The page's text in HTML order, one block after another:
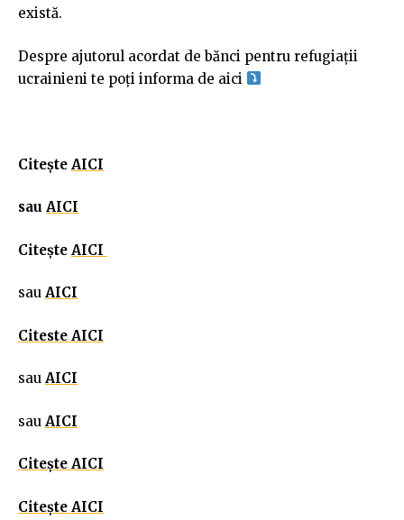
există.
Despre ajutorul acordat de bănci pentru refugiații
ucrainieni te poți informa de aici
Citește AICI
sau AICI
Citește AICI
sau AICI
Citeste AICI
sau AICI
sau AICI
Citește AICI
Citește AICI